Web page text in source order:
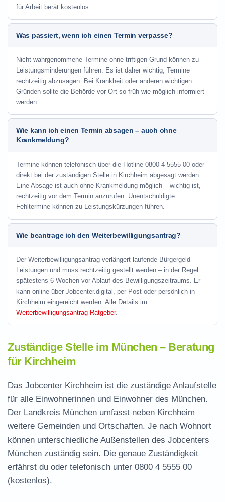
für Arbeit berät kostenlos.
Was passiert, wenn ich einen Termin verpasse?
Nicht wahrgenommene Termine ohne triftigen Grund können zu
Leistungsminderungen führen. Es ist daher wichtig, Termine
rechtzeitig abzusagen. Bei Krankheit oder anderen wichtigen
Gründen sollte die Behörde vor Ort so früh wie möglich informiert
werden.
Wie kann ich einen Termin absagen – auch ohne
Krankmeldung?
Termine können telefonisch über die Hotline 0800 4 5555 00 oder
direkt bei der zuständigen Stelle in Kirchheim abgesagt werden.
Eine Absage ist auch ohne Krankmeldung möglich – wichtig ist,
rechtzeitig vor dem Termin anzurufen. Unentschuldigte
Fehltermine können zu Leistungskürzungen führen.
Wie beantrage ich den Weiterbewilligungsantrag?
Der Weiterbewilligungsantrag verlängert laufende Bürgergeld-
Leistungen und muss rechtzeitig gestellt werden – in der Regel
spätestens 6 Wochen vor Ablauf des Bewilligungszeitraums. Er
kann online über Jobcenter.digital, per Post oder persönlich in
Kirchheim eingereicht werden. Alle Details im
Weiterbewilligungsantrag-Ratgeber.
Zuständige Stelle im München – Beratung
für Kirchheim
Das Jobcenter Kirchheim ist die zuständige Anlaufstelle
für alle Einwohnerinnen und Einwohner des München.
Der Landkreis München umfasst neben Kirchheim
weitere Gemeinden und Ortschaften. Je nach Wohnort
können unterschiedliche Außenstellen des Jobcenters
München zuständig sein. Die genaue Zuständigkeit
erfährst du oder telefonisch unter 0800 4 5555 00
(kostenlos).